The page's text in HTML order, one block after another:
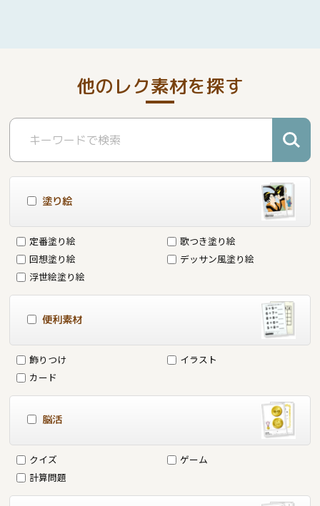
他のレク素材を探す
塗り絵
定番塗り絵
歌つき塗り絵
回想塗り絵
デッサン風塗り絵
浮世絵塗り絵
便利素材
飾りつけ
イラスト
カード
脳活
クイズ
ゲーム
計算問題